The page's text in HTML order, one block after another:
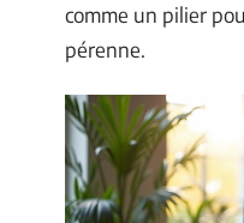
comme un pilier
pérenne.